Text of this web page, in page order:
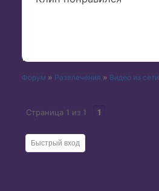
Форум » Развлечения » Видео из сети
Страница 1 из 1 1